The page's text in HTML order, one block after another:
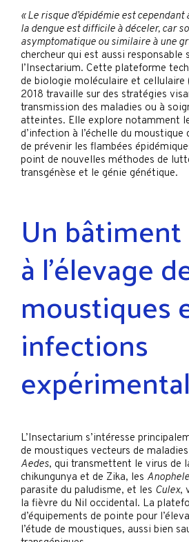
« Le risque d’épidémie est
la dengue est difficile à déceler, car
asymptomatique ou similaire à une
chercheur qui est aussi responsable
l’Insectarium. Cette plateforme
de biologie moléculaire et cellulaire
2018 travaille sur des stratégies
transmission des maladies ou à
atteintes. Elle explore notamment
d’infection à l’échelle du
de prévenir les flambées
point de nouvelles méthodes de
transgénèse et le génie génétique.
Un
à l’élevage
moustiques
infections
L’Insectarium s’intéresse
de moustiques vecteurs de
Aedes, qui transmettent le virus de
chikungunya et de Zika, les
parasite du paludisme, et les Culex,
la fièvre du Nil occidental. La
d’équipements de pointe pour
l’étude de moustiques, aussi bien